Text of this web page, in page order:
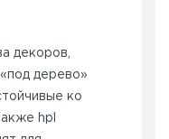
декоров,
дерево»
ко
hpl